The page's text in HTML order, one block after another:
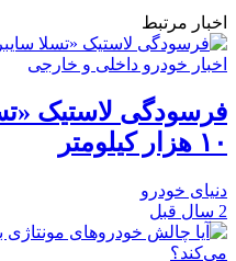
اخبار مرتبط
اخبار خودرو داخلی و خارجی
فرسودگی لاستیک
۱۰ هزار کیلومتر
دنیای خودرو
2 سال قبل